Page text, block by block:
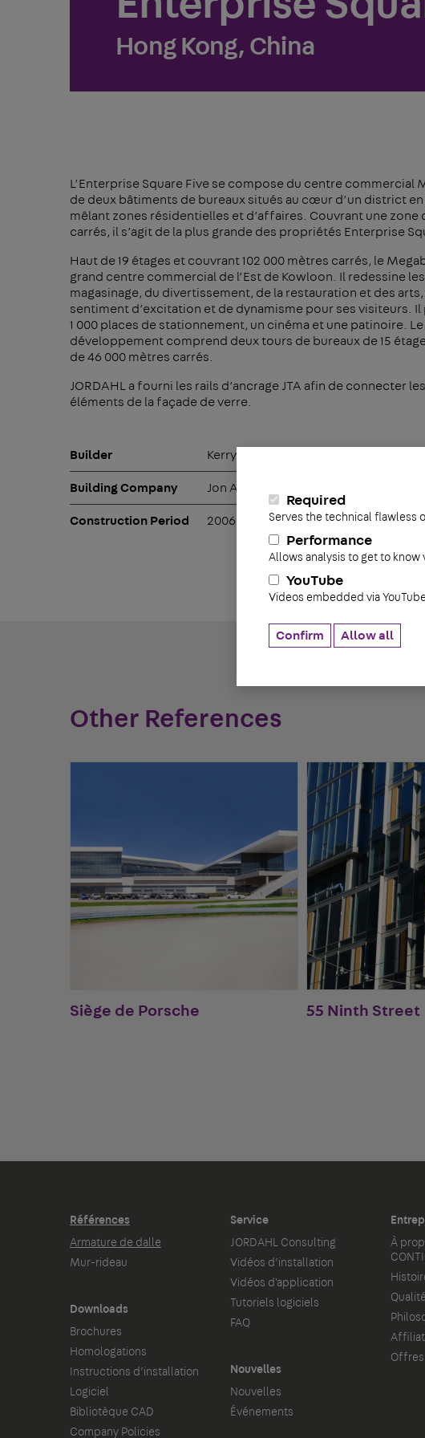
Required
Serves the technical flawless
Performance
Allows analysis to get to know
YouTube
Videos embedded via
Confirm Allow all
Hong Kong, China
L’Enterprise Square Five se compose du centre commercial
de deux bâtiments de bureaux situés au cœur d’un district
mêlant zones résidentielles et d’affaires. Couvrant une zone
carrés, il s’agit de la plus grande des propriétés Enterprise
Haut de 19 étages et couvrant 102 000 mètres carrés, le
grand centre commercial de l’Est de Kowloon. Il redessine
magasinage, du divertissement, de la restauration et des
sentiment d’excitation et de dynamisme pour ses visiteurs.
1 000 places de stationnement, un cinéma et une patinoire.
développement comprend deux tours de bureaux de 15
de 46 000 mètres carrés.
JORDAHL a fourni les rails d’ancrage JTA afin de connecter
éléments de la façade de verre.
Builder Kerry Properties Ltd.
Building Company Jon A. Jerde
Construction Period 2006 – 2007
Other References
Siège de Porsche 55 Ninth Street
Références
Armature de dalle
Mur-rideau
Downloads
Brochures
Homologations
Instructions d’installation
Logiciel
Bibliotèque CAD
Company Policies
Service
JORDAHL Consulting
Vidéos d’installation
Vidéos d'application
Tutoriels logiciels
FAQ
Nouvelles
Nouvelles
Événements
À
Offres